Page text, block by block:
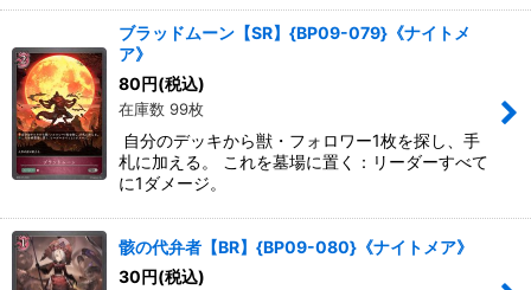
ブラッドムーン【SR】{BP09-079}《ナイトメ
ア》
80円(税込)
在庫数 99枚
自分のデッキから獣・フォロワー1枚を探し、手
札に加える。 これを墓場に置く：リーダーすべて
に1ダメージ。
骸の代弁者【BR】{BP09-080}《ナイトメア》
30円(税込)